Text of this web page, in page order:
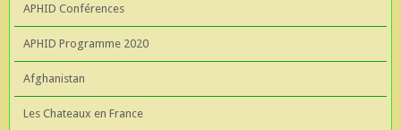
APHID Conférences
APHID Programme 2020
Afghanistan
Les Chateaux en France